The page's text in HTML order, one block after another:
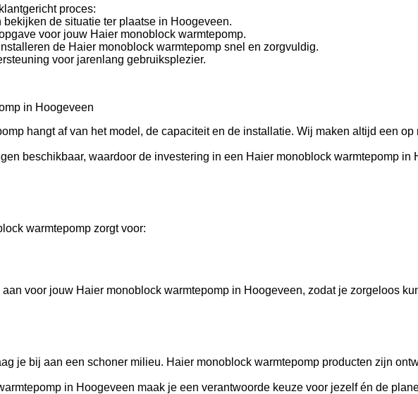
proces:
de situatie ter plaatse in Hoogeveen.
voor jouw Haier monoblock warmtepomp.
de Haier monoblock warmtepomp snel en zorgvuldig.
voor jarenlang gebruiksplezier.
in Hoogeveen
hangt af van het model, de capaciteit en de installatie. Wij maken altijd een
beschikbaar, waardoor de investering in een Haier monoblock warmtepomp in
warmtepomp zorgt voor:
voor jouw Haier monoblock warmtepomp in Hoogeveen, zodat je zorgeloos
je bij aan een schoner milieu. Haier monoblock warmtepomp producten zijn
in Hoogeveen maak je een verantwoorde keuze voor jezelf én de